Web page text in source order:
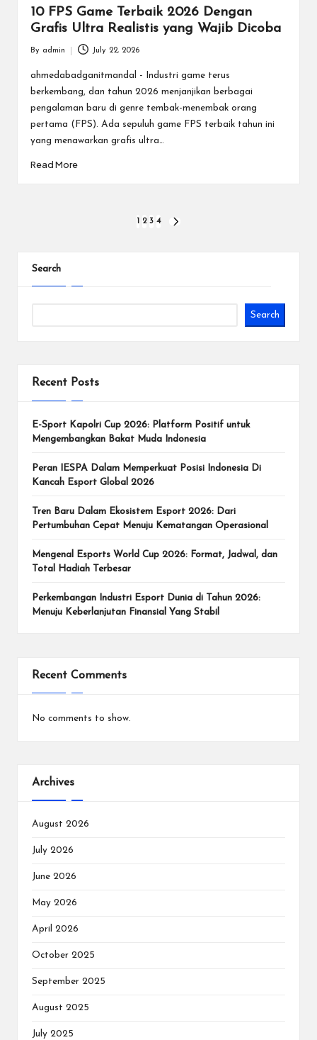
10 FPS Game Terbaik 2026 Dengan
Grafis Ultra Realistis yang Wajib Dicoba
by
By admin July 22, 2026
ahmedabadganitmandal - Industri game terus
berkembang, dan tahun 2026 menjanjikan berbagai
pengalaman baru di genre tembak-menembak orang
pertama (FPS). Ada sepuluh game FPS terbaik tahun ini
yang menawarkan grafis ultra…
Read More
2 3 4
Search
Search
Recent Posts
E-Sport Kapolri Cup 2026: Platform Positif untuk
Mengembangkan Bakat Muda Indonesia
Peran IESPA Dalam Memperkuat Posisi Indonesia Di
Kancah Esport Global 2026
Tren Baru Dalam Ekosistem Esport 2026: Dari
Pertumbuhan Cepat Menuju Kematangan Operasional
Mengenal Esports World Cup 2026: Format, Jadwal, dan
Total Hadiah Terbesar
Perkembangan Industri Esport Dunia di Tahun 2026:
Menuju Keberlanjutan Finansial Yang Stabil
Recent Comments
No comments to show.
Archives
August 2026
July 2026
June 2026
May 2026
April 2026
October 2025
September 2025
August 2025
July 2025